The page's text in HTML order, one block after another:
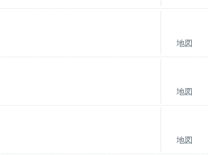
地図
地図
地図